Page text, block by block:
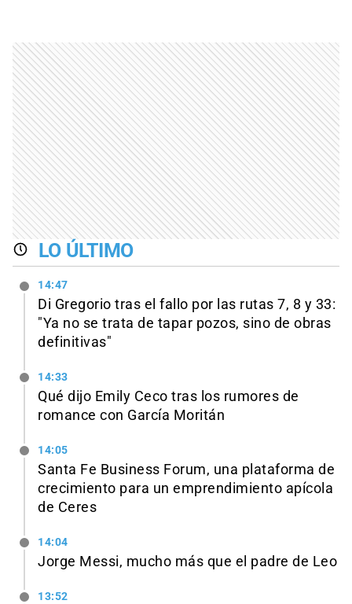
LO ÚLTIMO
14:47
Di Gregorio tras el fallo por las rutas 7, 8 y 33:
"Ya no se trata de tapar pozos, sino de obras
definitivas"
14:33
Qué dijo Emily Ceco tras los rumores de
romance con García Moritán
14:05
Santa Fe Business Forum, una plataforma de
crecimiento para un emprendimiento apícola
de Ceres
14:04
Jorge Messi, mucho más que el padre de Leo
13:52